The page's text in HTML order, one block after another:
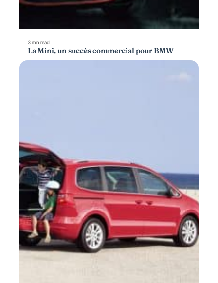
3 min read
La Mini, un succès commercial pour BMW